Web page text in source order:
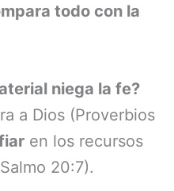
todo con la
niega la fe?
a Dios (Proverbios
en los recursos
20:7).